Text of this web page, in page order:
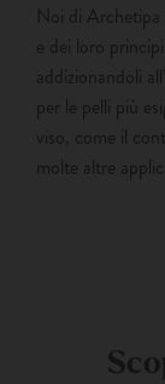
Noi di Archetipa
e dei loro
addizionandoli
per le pelli più
viso, come il
molte altre